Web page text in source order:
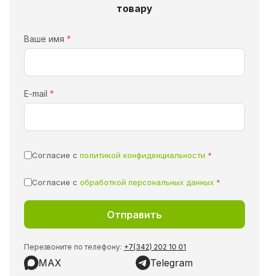
товару
Ваше имя *
E-mail *
Согласие с политикой конфиденциальности *
Согласие с обработкой персональных данных *
Перезвоните по телефону: +7(342) 202 10 01
MAX Telegram